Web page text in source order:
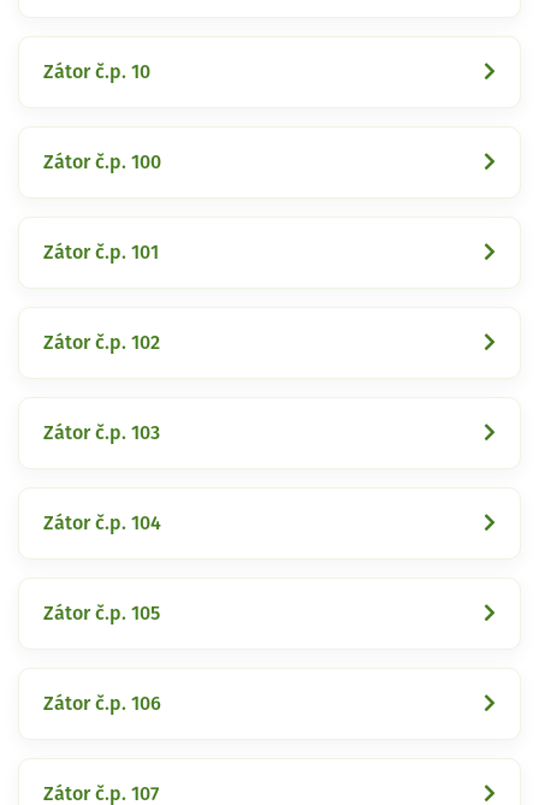
Zátor č.p. 10
Zátor č.p. 100
Zátor č.p. 101
Zátor č.p. 102
Zátor č.p. 103
Zátor č.p. 104
Zátor č.p. 105
Zátor č.p. 106
Zátor č.p. 107